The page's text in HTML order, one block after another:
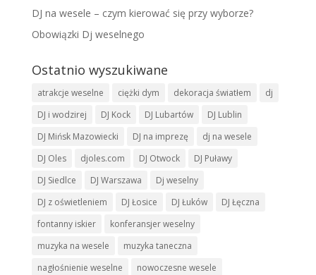
DJ na wesele – czym kierować się przy wyborze?
Obowiązki Dj weselnego
Ostatnio wyszukiwane
atrakcje weselne ciężki dym dekoracja światłem
dj
DJ i wodzirej
DJ Kock DJ Lubartów
DJ Lublin
DJ Mińsk Mazowiecki
DJ na imprezę
dj na wesele
DJ Oles
djoles.com DJ Otwock
DJ Puławy
DJ Siedlce
DJ Warszawa
Dj weselny
DJ z oświetleniem
DJ Łosice DJ Łuków
DJ Łęczna
fontanny iskier
konferansjer weselny
muzyka na wesele
muzyka taneczna
nagłośnienie weselne
nowoczesne wesele